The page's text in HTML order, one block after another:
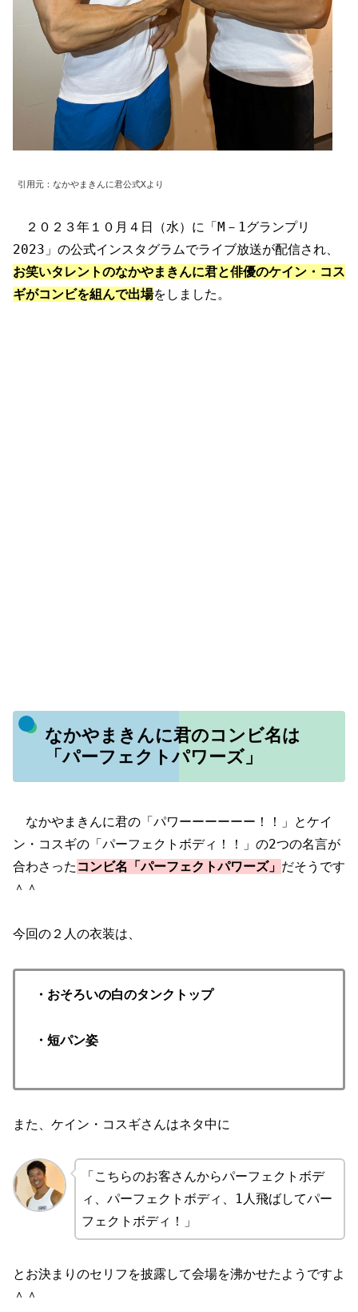
引用元：なかやまきんに君公式Xより
２０２３年１０月４日（水）に「M－1グランプリ
2023」の公式インスタグラムでライブ放送が配信され、
お笑いタレントのなかやまきんに君と俳優のケイン・コス
ギがコンビを組んで出場をしました。
なかやまきんに君のコンビ名は
「パーフェクトパワーズ」
なかやまきんに君の「パワーーーーーー！！」とケイ
ン・コスギの「パーフェクトボディ！！」の2つの名言が
合わさった コンビ名「パーフェクトパワーズ」 だそうです
＾＾
今回の２人の衣装は、
・おそろいの白のタンクトップ
・短パン姿
また、ケイン・コスギさんはネタ中に
「こちらのお客さんからパーフェクトボデ
ィ、パーフェクトボディ、1人飛ばしてパー
フェクトボディ！」
とお決まりのセリフを披露して会場を沸かせたようですよ
＾＾